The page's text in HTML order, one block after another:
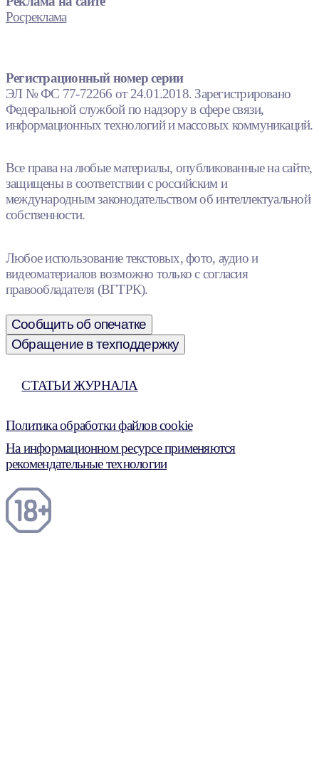
Росреклама
Регистрационный номер серии
ЭЛ № ФС 77-72266 от 24.01.2018. Зарегистрировано
Федеральной службой по надзору в сфере связи,
информационных технологий и массовых коммуникаций.
Все права на любые материалы, опубликованные на сайте,
защищены в соответствии с российским и
международным законодательством об интеллектуальной
собственности.
Любое использование текстовых, фото, аудио и
видеоматериалов возможно только с согласия
правообладателя (ВГТРК).
Сообщить об опечатке
Обращение в техподдержку
СТАТЬИ ЖУРНАЛА
Политика обработки файлов cookie
На информационном ресурсе применяются
рекомендательные технологии